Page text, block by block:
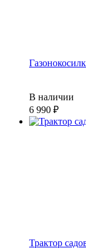
В наличии
6 990
Трактор